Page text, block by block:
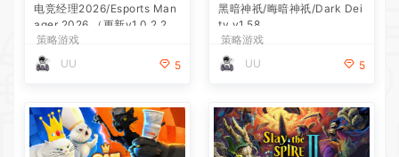
电竞经理2026/Esports Man
ager 2026 （更新v1.0.2.20
260714）
策略游戏
UU
5
黑暗神祇/晦暗神祇/Dark Dei
ty v1.58
策略游戏
UU
5